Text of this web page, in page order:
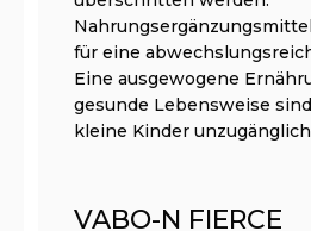
für eine
Eine ausgewogene
gesunde Lebensweise
kleine Kinder
VABO-N FIERCE